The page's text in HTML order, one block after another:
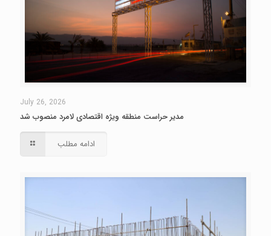
July 26, 2026
مدیر حراست منطقه ویژه اقتصادی لامرد منصوب شد
ادامه مطلب